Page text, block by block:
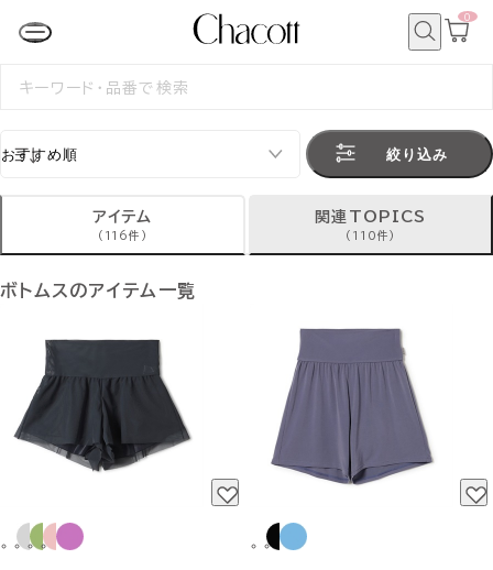
カ
0
検
絞り込み
アイテム
(116件)
関連TOPICS
(110件)
ボトムスのアイテム一覧